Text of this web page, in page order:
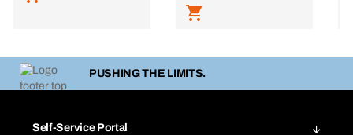
PUSHING THE LIMITS.
Self-Service Portal